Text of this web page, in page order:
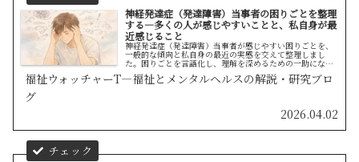
神経発達症（発達障害）当事者の困りごとを整理
する―多くの人が感じやすいことと、私自身が最
近感じること
神経発達症（発達障害）当事者が感じやすい困りごとを、
一般的な傾向と私自身の最近の実感を交えて整理しまし
た。困りごとを言語化し、理解を深めるための一助になれ
ば幸いです。
福祉ウォッチャーT—福祉とメンタルヘルスの解説・研究ブロ
グ
2026.04.02